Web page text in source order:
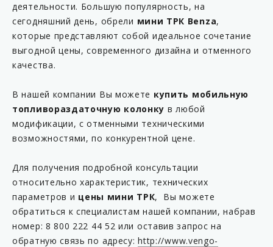
деятельности. Большую популярность, на
сегодняшний день, обрели мини ТРК Benza,
которые представляют собой идеальное сочетание
выгодной цены, современного дизайна и отменного
качества.
В нашей компании Вы можете купить мобильную
топливораздаточную колонку в любой
модификации, с отменными техническими
возможностями, по конкурентной цене.
Для получения подробной консультации
относительно характеристик, технических
параметров и цены мини ТРК, Вы можете
обратиться к специалистам нашей компании, набрав
номер: 8 800 222 44 52 или оставив запрос на
обратную связь по адресу:http://www.vengo-